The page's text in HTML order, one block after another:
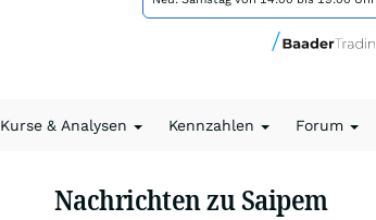
Kurse & Analysen Kennzahlen Forum
Nachrichten zu Saipem